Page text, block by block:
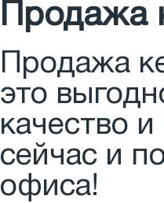
Продажа
Продажа
это
качество
сейчас и
офиса!